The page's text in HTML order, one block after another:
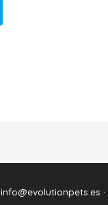
info@evolutionpets.es ·